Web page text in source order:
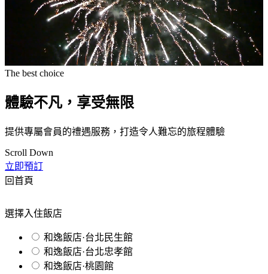
The best choice
體驗不凡，享受無限
提供專屬會員的禮遇服務，打造令人難忘的旅程體驗
Scroll Down
立即預訂
回首頁
選擇入住飯店
和逸飯店·台北民生館
和逸飯店·台北忠孝館
和逸飯店·桃園館